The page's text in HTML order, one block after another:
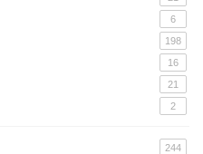
6
198
16
21
2
244